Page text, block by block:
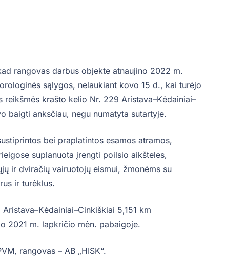
rangovas darbus objekte atnaujino 2022 m.
sąlygos, nelaukiant kovo 15 d., kai turėjo
krašto kelio Nr. 229 Aristava–Kėdainiai–
baigti anksčiau, negu numatyta sutartyje.
bei praplatintos esamos atramos,
suplanuota įrengti poilsio aikšteles,
ir dviračių vairuotojų eismui, žmonėms su
ir turėklus.
5,151 km
2021 m. lapkričio mėn. pabaigoje.
rangovas – AB „HISK“.